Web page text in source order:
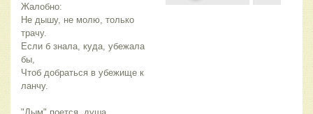
Жалобно:
Не дышу, не молю, только
трачу.
Если б знала, куда, убежала
бы,
Чтоб добраться в убежище к
ланчу.